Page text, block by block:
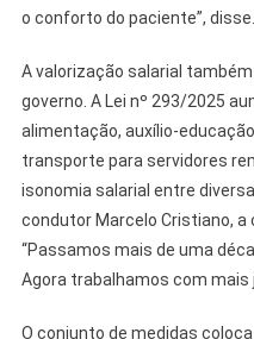
o conforto do paciente”, disse.
A valorização salarial
governo. A Lei nº 293/2025
alimentação, auxílio-
transporte para servidores
isonomia salarial entre
condutor Marcelo Cristiano,
“Passamos mais de uma
Agora trabalhamos com mais
O conjunto de medidas